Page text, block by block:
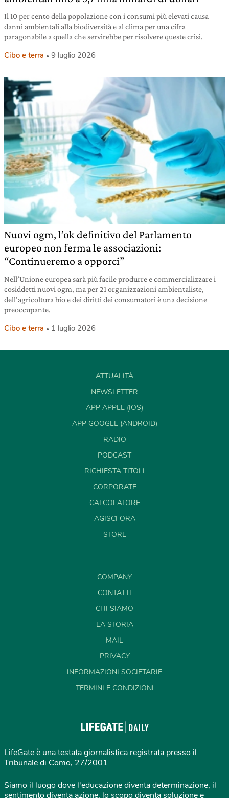
Il 10 per cento della popolazione con i consumi più elevati causa
danni ambientali alla biodiversità e al clima per una cifra
paragonabile a quella che servirebbe per risolvere queste crisi.
Cibo e terra 9 luglio 2026
Nuovi ogm, l’ok definitivo del Parlamento
europeo non ferma le associazioni:
“Continueremo a opporci”
Nell’Unione europea sarà più facile produrre e commercializzare i
cosiddetti nuovi ogm, ma per 21 organizzazioni ambientaliste,
dell’agricoltura bio e dei diritti dei consumatori è una decisione
preoccupante.
Cibo e terra 1 luglio 2026
ATTUALITÀ
NEWSLETTER
APP APPLE (IOS)
APP GOOGLE (ANDROID)
RADIO
PODCAST
RICHIESTA TITOLI
CORPORATE
CALCOLATORE
AGISCI ORA
STORE
COMPANY
CONTATTI
CHI SIAMO
LA STORIA
MAIL
PRIVACY
INFORMAZIONI SOCIETARIE
TERMINI E CONDIZIONI
LifeGate è una testata giornalistica registrata presso il
Tribunale di Como, 27/2001
Siamo il luogo dove l'educazione diventa determinazione, il
sentimento diventa azione, lo scopo diventa soluzione e